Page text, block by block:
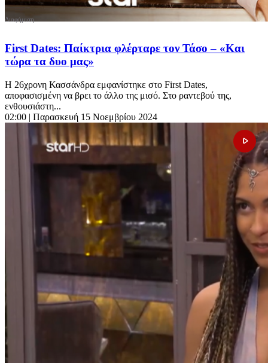
First Dates: Παίκτρια φλέρταρε τον Τάσο – «Και
τώρα τα δυο μας»
Η 26χρονη Κασσάνδρα εμφανίστηκε στο First Dates,
αποφασισμένη να βρει το άλλο της μισό. Στο ραντεβού της,
ενθουσιάστη...
02:00 | Παρασκευή 15 Νοεμβρίου 2024